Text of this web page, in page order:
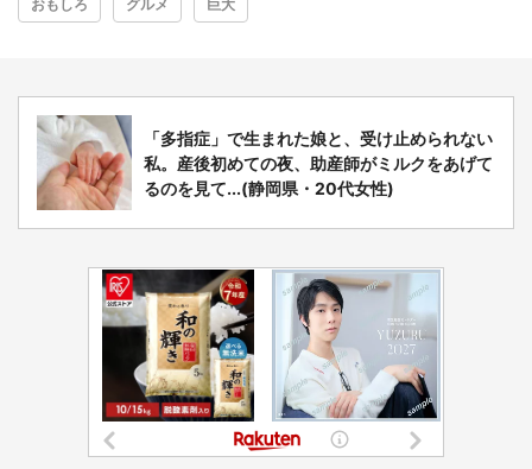
おもしろ グルメ 巨大
「多指症」で生まれた娘と、受け止められない
私。産後初めての夜、助産師がミルクをあげて
るのを見て...(静岡県・20代女性)